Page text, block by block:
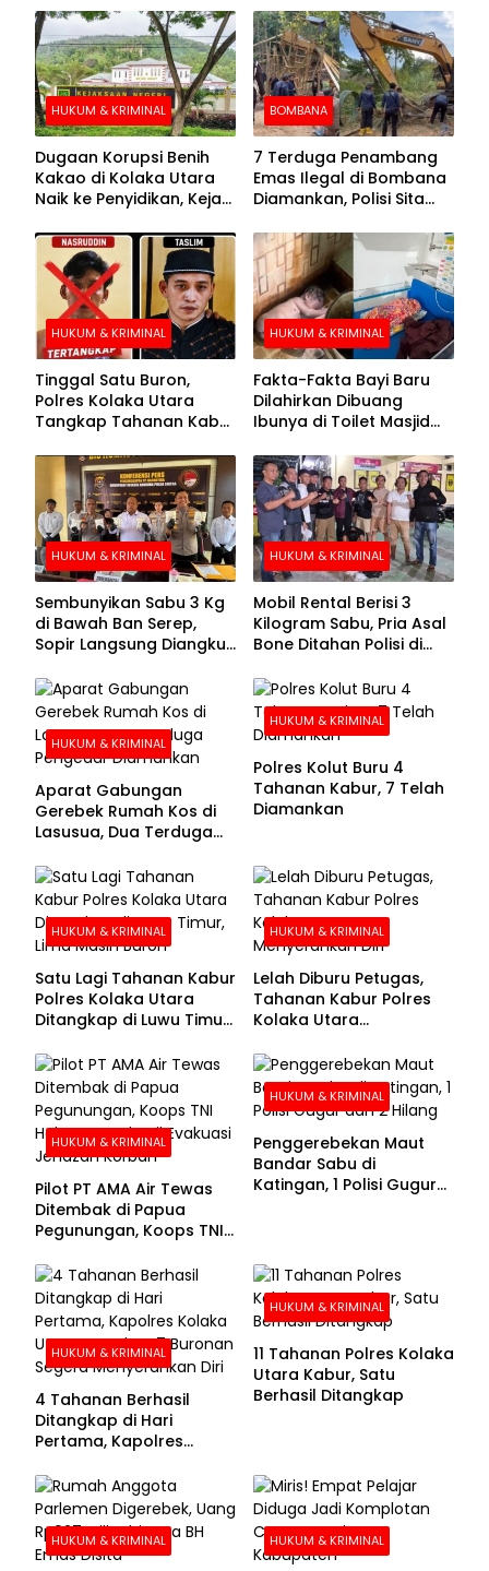
HUKUM & KRIMINAL
Dugaan Korupsi Benih
Kakao di Kolaka Utara
Naik ke Penyidikan, Kejari
BOMBANA
7 Terduga Penambang
Emas Ilegal di Bombana
Diamankan, Polisi Sita
Crusher
HUKUM & KRIMINAL
Tinggal Satu Buron,
Polres Kolaka Utara
Tangkap Tahanan Kabur
Pengejaran
HUKUM & KRIMINAL
Fakta-Fakta Bayi Baru
Dilahirkan Dibuang
Ibunya di Toilet Masjid
HUKUM & KRIMINAL
Sembunyikan Sabu 3 Kg
di Bawah Ban Serep,
Sopir Langsung Diangkut
HUKUM & KRIMINAL
Mobil Rental Berisi 3
Kilogram Sabu, Pria Asal
Bone Ditahan Polisi di
HUKUM & KRIMINAL
Aparat Gabungan
Gerebek Rumah Kos di
Lasusua, Dua Terduga
HUKUM & KRIMINAL
Polres Kolut Buru 4
Tahanan Kabur, 7 Telah
Diamankan
HUKUM & KRIMINAL
Satu Lagi Tahanan Kabur
Polres Kolaka Utara
Ditangkap di Luwu Timur,
HUKUM & KRIMINAL
Lelah Diburu Petugas,
Tahanan Kabur Polres
Kolaka Utara
HUKUM & KRIMINAL
Pilot PT AMA Air Tewas
Ditembak di Papua
Pegunungan, Koops TNI
Evakuasi Jenazah
Korban
HUKUM & KRIMINAL
Penggerebekan Maut
Bandar Sabu di
Katingan, 1 Polisi Gugur
HUKUM & KRIMINAL
4 Tahanan Berhasil
Ditangkap di Hari
Pertama, Kapolres
Buronan Segera
Menyerahkan Diri
HUKUM & KRIMINAL
11 Tahanan Polres Kolaka
Utara Kabur, Satu
Berhasil Ditangkap
HUKUM & KRIMINAL HUKUM & KRIMINAL